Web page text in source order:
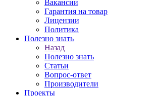
Вакансии
Гарантия на товар
Лицензии
Политика
Полезно знать
Назад
Полезно знать
Статьи
Вопрос-ответ
Производители
Проекты